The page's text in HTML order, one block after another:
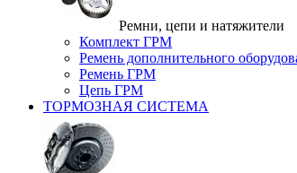
Ремни, цепи и натяжители
Комплект ГРМ
Ремень дополнительного
Ремень ГРМ
Цепь ГРМ
ТОРМОЗНАЯ СИСТЕМА